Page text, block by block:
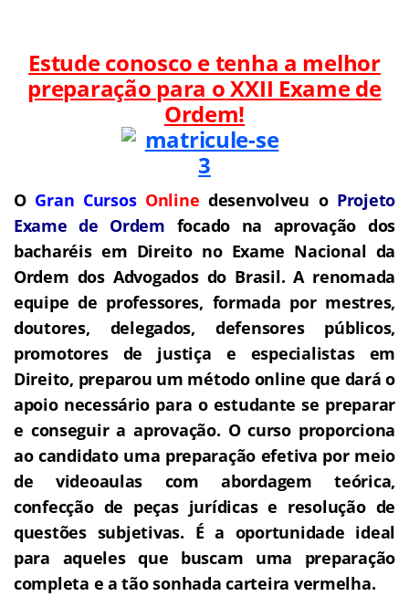
Estude conosco e tenha a melhor
preparação para oXXII Exame de
Ordem!
O Gran Cursos Online desenvolveu o Projeto
Exame de Ordem focado na aprovação dos
bacharéis em Direito no Exame Nacional da
Ordem dos Advogados do Brasil. A renomada
equipe de professores, formada por mestres,
doutores, delegados, defensores públicos,
promotores de justiça e especialistas em
Direito, preparou um método online que dará o
apoio necessário para o estudante se preparar
e conseguir a aprovação. O curso proporciona
ao candidato uma preparação efetiva por meio
de videoaulas com abordagem teórica,
confecção de peças jurídicas e resolução de
questões subjetivas. É a oportunidade ideal
para aqueles que buscam uma preparação
completa e a tão sonhada carteira vermelha.